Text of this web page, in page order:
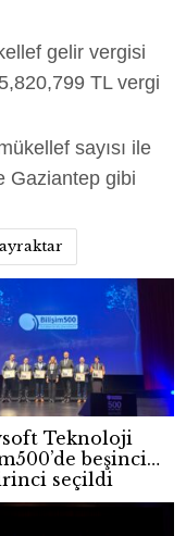
gelir vergisi
TL vergi
sayısı ile
Gaziantep gibi
Teknoloji
beşinci
seçildi